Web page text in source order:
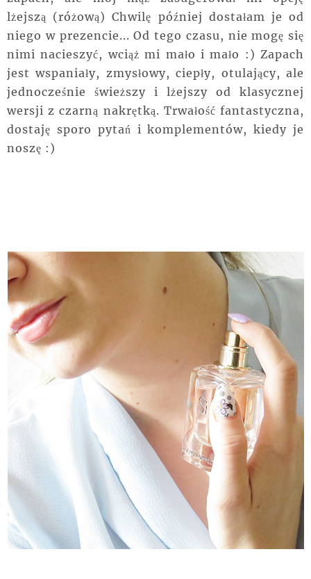
lżejszą (różową) Chwilę później dostałam je od
niego w prezencie... Od tego czasu, nie mogę się
nimi nacieszyć, wciąż mi mało i mało :) Zapach
jest wspaniały, zmysłowy, ciepły, otulający, ale
jednocześnie świeższy i lżejszy od klasycznej
wersji z czarną nakrętką. Trwałość fantastyczna,
dostaję sporo pytań i komplementów, kiedy je
noszę :)